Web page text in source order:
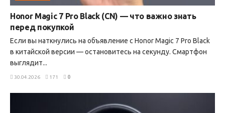
Honor Magic 7 Pro Black (CN) — что важно знать
перед покупкой
Если вы наткнулись на объявление с Honor Magic 7 Pro Black
в китайской версии — остановитесь на секунду. Смартфон
выглядит...
30.04.2026 171 0